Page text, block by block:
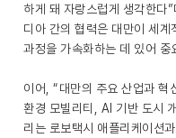
하게 돼 자랑스럽게 생각한
디아 간의 협력은 대만이 세
과정을 가속화하는 데 있어 중
이어, “대만의 주요 산업과 혁
환경 모빌리티, AI 기반 도시
리는 로보택시 애플리케이션